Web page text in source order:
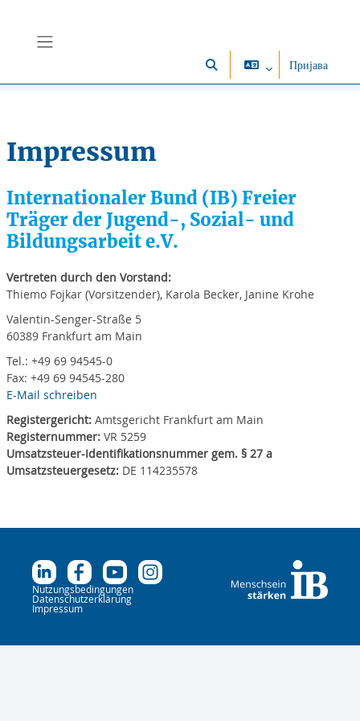
Укључи/искључи поље за
Пријава
Impressum
Internationaler Bund (IB) Freier
Träger der Jugend-, Sozial- und
Bildungsarbeit e.V.
Vertreten durch den Vorstand:
Thiemo Fojkar (Vorsitzender), Karola Becker, Janine Krohe
Valentin-Senger-Straße 5
60389 Frankfurt am Main
Tel.: +49 69 94545-0
Fax: +49 69 94545-280
E-Mail schreiben
Registergericht: Amtsgericht Frankfurt am Main
Registernummer: VR 5259
Umsatzsteuer-Identifikationsnummer gem. § 27 a
Umsatzsteuergesetz: DE 114235578
Nutzungsbedingungen
Datenschutzerklärung
Impressum